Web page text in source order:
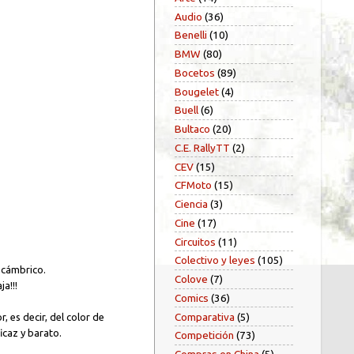
es decir, del color de
y barato.
Audio (36)
Benelli (10)
BMW (80)
Bocetos (89)
Bougelet(4)
Buell(6)
Bultaco (20)
C.E. RallyTT (2)
CEV(15)
CFMoto (15)
Ciencia (3)
Cine (17)
Circuitos (11)
Colectivo y leyes (105)
Colove (7)
Comics (36)
Comparativa (5)
Competición (73)